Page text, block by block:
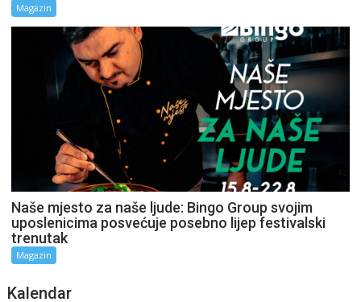
Magazin
Naše mjesto za naše ljude: Bingo Group svojim
uposlenicima posvećuje posebno lijep festivalski
trenutak
Magazin
Kalendar